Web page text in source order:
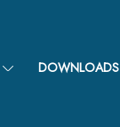
DOWNLOADS